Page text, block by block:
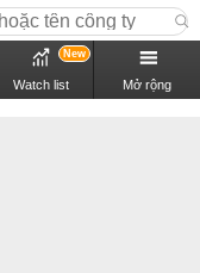
Watch list
New
Mở rộng